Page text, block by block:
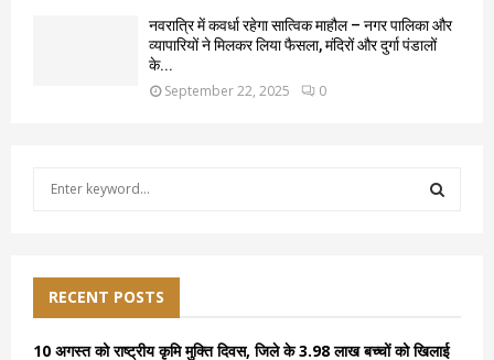
नवरात्रि में कवर्धा रहेगा सात्विक माहौल – नगर पालिका और
व्यापारियों ने मिलकर लिया फैसला, मंदिरों और दुर्गा पंडालों
के...
September 22, 2025 0
f
o
RECENT POSTS
10 अगस्त को राष्ट्रीय कृमि मुक्ति दिवस, जिले के 3.98 लाख बच्चों को खिलाई